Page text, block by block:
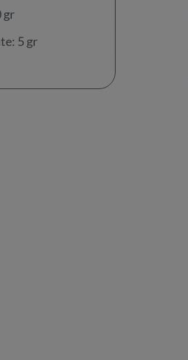
gr
5 gr